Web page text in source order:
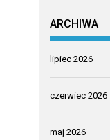
ARCHIWA
lipiec 2026
czerwiec 2026
maj 2026